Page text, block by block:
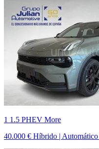
1 1.5 PHEV More
40.000 € Híbrido | Automático